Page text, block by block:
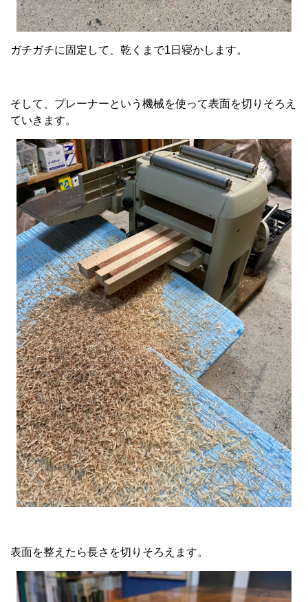
ガチガチに固定して、乾くまで1日寝かします。
そして、プレーナーという機械を使って表面を切りそろえ
ていきます。
表面を整えたら長さを切りそろえます。